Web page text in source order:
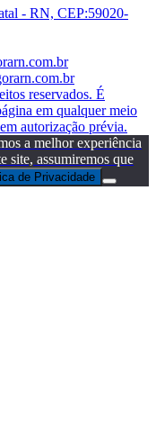
- RN, CEP:59020-
reservados. É
em qualquer meio
autorização prévia.
a melhor experiência
site, assumiremos que
de Privacidade